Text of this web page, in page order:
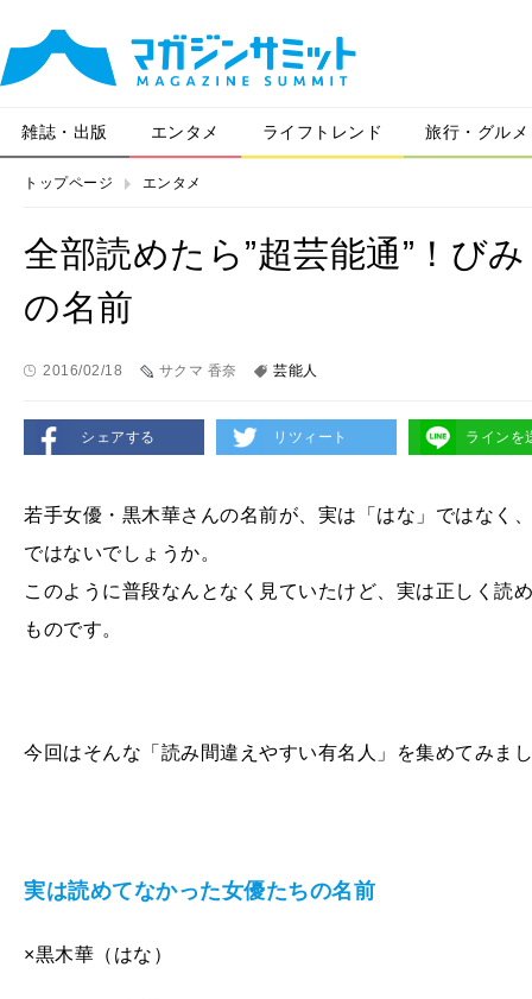
雑誌・出版 エンタメ ライフトレンド 旅行・グルメ
トップページ エンタメ
全部読めたら”超芸能通”！び
の名前
2016/02/18 サクマ 香奈 芸能人
シェアする リツィート ラインを
若手女優・黒木華さんの名前が、実は「はな」ではなく
ではないでしょうか。
このように普段なんとなく見ていたけど、実は正しく読
ものです。
今回はそんな「読み間違えやすい有名人」を集めてみ
実は読めてなかった女優たちの名前
×黒木華（はな）